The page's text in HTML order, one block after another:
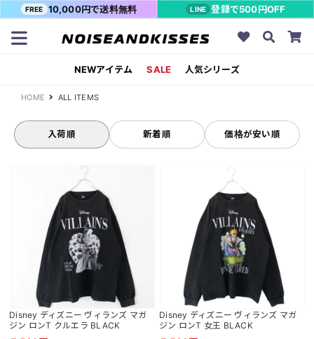
FREE 10,000円で送料無料 LINE 登録で500円OFF
NEWアイテム SALE 人気シリーズ
HOME ALL ITEMS
入荷順 新着順 価格が安い順
Disney ディズニー ヴィランズ マガ
ジン ロンT クルエラ BLACK
Disney ディズニー ヴィランズ マガ
ジン ロンT 女王 BLACK